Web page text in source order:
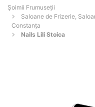
Șoimii Frumuseții
Saloane de Frizerie,
Constanţa
Nails Lili Stoica